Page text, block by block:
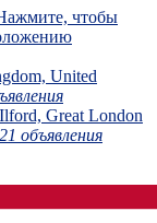
чтобы
United
Ilford, Great London
21 объявления